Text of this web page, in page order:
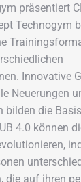
präsentiert
Technogym
Innovative
Neuerungen
die
4.0 können
die auf ihren